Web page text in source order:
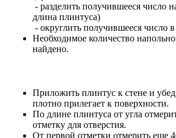
- разделить получившееся число
длина плинтуса)
- округлить получившееся число
Необходимое количество
найдено.
Приложить плинтус к стене и
плотно прилегает к поверхности.
По длине плинтуса от угла
отметку для отверстия.
От первой отметки отмерить еще